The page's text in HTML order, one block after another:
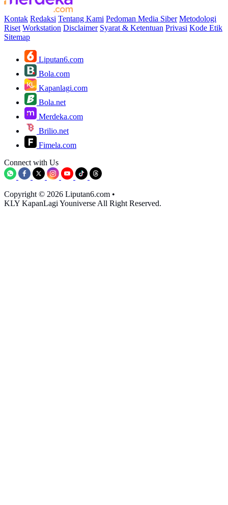
Kontak Redaksi Tentang Kami Pedoman Media Siber Metodologi
Riset Workstation Disclaimer Syarat & Ketentuan Privasi Kode Etik
Sitemap
Liputan6.com
Bola.com
Kapanlagi.com
Bola.net
Merdeka.com
Brilio.net
Fimela.com
Connect with Us
Copyright © 2026 Liputan6.com •
KLY KapanLagi Youniverse All Right Reserved.